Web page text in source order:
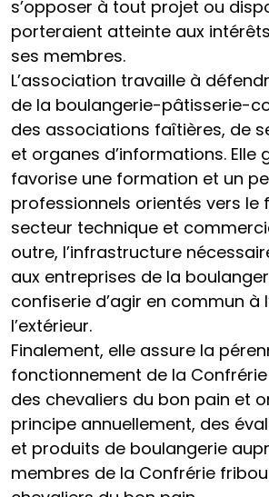
s’opposer à tout projet ou
porteraient atteinte aux
ses membres.
L’association travaille à
de la boulangerie-pâtisserie-
des associations faîtières, de
et organes d’informations. Elle
favorise une formation et un
professionnels orientés vers le
secteur technique et
outre, l’infrastructure
aux entreprises de la
confiserie d’agir en commun à
l’extérieur.
Finalement, elle assure la
fonctionnement de la
des chevaliers du bon pain et
principe annuellement, des
et produits de boulangerie
membres de la Confrérie